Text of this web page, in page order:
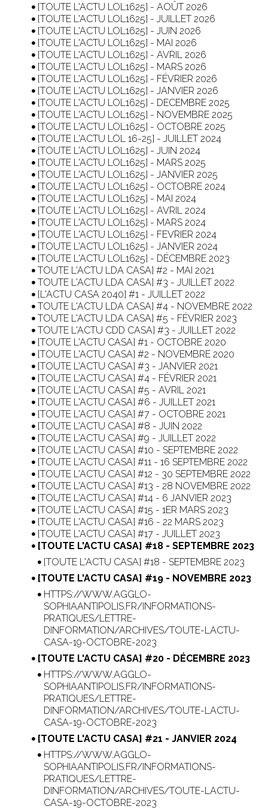
[TOUTE L'ACTU LOL1625] - AOÛT 2026
[TOUTE L'ACTU LOL1625] - JUILLET 2026
[TOUTE L'ACTU LOL1625] - JUIN 2026
[TOUTE L'ACTU LOL1625] - MAI 2026
[TOUTE L'ACTU LOL1625] - AVRIL 2026
[TOUTE L'ACTU LOL1625] - MARS 2026
[TOUTE L'ACTU LOL1625] - FÉVRIER 2026
[TOUTE L'ACTU LOL1625] - JANVIER 2026
[TOUTE L'ACTU LOL1625] - DECEMBRE 2025
[TOUTE L'ACTU LOL1625] - NOVEMBRE 2025
[TOUTE L'ACTU LOL1625] - OCTOBRE 2025
[TOUTE L'ACTU LOL 16-25] - JUILLET 2024
[TOUTE L'ACTU LOL1625] - JUIN 2024
[TOUTE L'ACTU LOL1625] - MARS 2025
[TOUTE L'ACTU LOL1625] - JANVIER 2025
[TOUTE L'ACTU LOL1625] - OCTOBRE 2024
[TOUTE L'ACTU LOL1625] - MAI 2024
[TOUTE L'ACTU LOL1625] - AVRIL 2024
[TOUTE L'ACTU LOL1625] - MARS 2024
[TOUTE L'ACTU LOL1625] - FEVRIER 2024
[TOUTE L'ACTU LOL1625] - JANVIER 2024
[TOUTE L'ACTU LOL1625] - DÉCEMBRE 2023
TOUTE L'ACTU LDA CASA] #2 - MAI 2021
TOUTE L'ACTU LDA CASA] #3 - JUILLET 2022
[L'ACTU CASA 2040] #1 - JUILLET 2022
TOUTE L'ACTU LDA CASA] #4 - NOVEMBRE 2022
TOUTE L'ACTU LDA CASA] #5 - FÉVRIER 2023
TOUTE L'ACTU CDD CASA] #3 - JUILLET 2022
[TOUTE L'ACTU CASA] #1 - OCTOBRE 2020
[TOUTE L'ACTU CASA] #2 - NOVEMBRE 2020
[TOUTE L'ACTU CASA] #3 - JANVIER 2021
[TOUTE L'ACTU CASA] #4 - FÉVRIER 2021
[TOUTE L'ACTU CASA] #5 - AVRIL 2021
[TOUTE L'ACTU CASA] #6 - JUILLET 2021
[TOUTE L'ACTU CASA] #7 - OCTOBRE 2021
[TOUTE L'ACTU CASA] #8 - JUIN 2022
[TOUTE L'ACTU CASA] #9 - JUILLET 2022
[TOUTE L'ACTU CASA] #10 - SEPTEMBRE 2022
[TOUTE L'ACTU CASA] #11 - 16 SEPTEMBRE 2022
[TOUTE L'ACTU CASA] #12 - 30 SEPTEMBRE 2022
[TOUTE L'ACTU CASA] #13 - 28 NOVEMBRE 2022
[TOUTE L'ACTU CASA] #14 - 6 JANVIER 2023
[TOUTE L'ACTU CASA] #15 - 1ER MARS 2023
[TOUTE L'ACTU CASA] #16 - 22 MARS 2023
[TOUTE L'ACTU CASA] #17 - JUILLET 2023
[TOUTE L'ACTU CASA] #18 - SEPTEMBRE 2023
[TOUTE L'ACTU CASA] #18 - SEPTEMBRE 2023
[TOUTE L'ACTU CASA] #19 - NOVEMBRE 2023
HTTPS://WWW.AGGLO-
SOPHIAANTIPOLIS.FR/INFORMATIONS-
PRATIQUES/LETTRE-
DINFORMATION/ARCHIVES/TOUTE-LACTU-
CASA-19-OCTOBRE-2023
[TOUTE L'ACTU CASA] #20 - DÉCEMBRE 2023
HTTPS://WWW.AGGLO-
SOPHIAANTIPOLIS.FR/INFORMATIONS-
PRATIQUES/LETTRE-
DINFORMATION/ARCHIVES/TOUTE-LACTU-
CASA-19-OCTOBRE-2023
[TOUTE L'ACTU CASA] #21 - JANVIER 2024
HTTPS://WWW.AGGLO-
SOPHIAANTIPOLIS.FR/INFORMATIONS-
PRATIQUES/LETTRE-
DINFORMATION/ARCHIVES/TOUTE-LACTU-
CASA-19-OCTOBRE-2023